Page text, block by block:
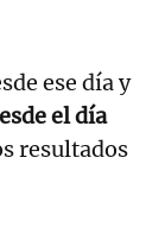
ese día y
el día
resultados